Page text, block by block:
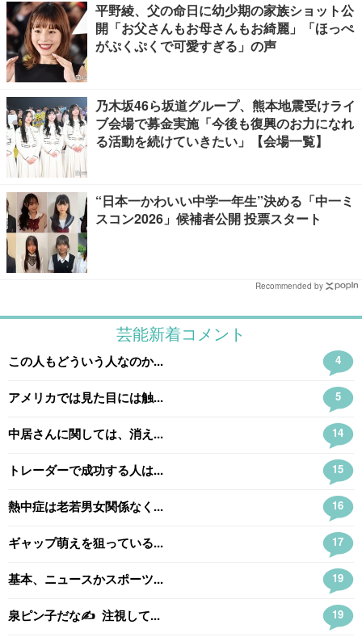
平野綾、父の命日に幼少期の家族ショット公
開「お父さんもお母さんもお綺麗」「ほっぺ
がぷくぷくで可愛すぎる」の声
乃木坂46ら坂道グループ、熊本地震受けライ
ブ会場で募金実施「今後も復興のお力になれ
る活動を続けていきたい」【会場一覧】
“日本一かわいい中学一年生”決める「中一ミ
スコン2026」候補者公開 投票スタート
Recommended by